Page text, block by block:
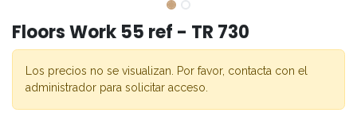
Floors Work 55 ref - TR 730
Los precios no se visualizan. Por favor, contacta con el
administrador para solicitar acceso.